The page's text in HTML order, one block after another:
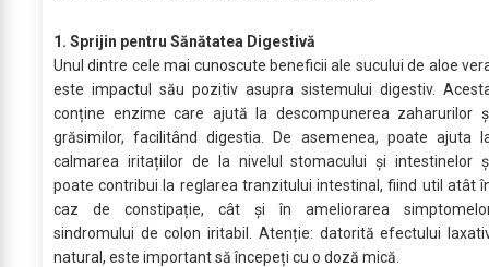
1. Sprijin pentru Sănătatea Digestivă
Unul dintre cele mai cunoscute beneficii ale sucului de aloe
este impactul său pozitiv asupra sistemului digestiv.
conține enzime care ajută la descompunerea zaharurilor
grăsimilor, facilitând digestia. De asemenea, poate ajuta
calmarea iritațiilor de la nivelul stomacului și intestinelor
poate contribui la reglarea tranzitului intestinal, fiind util atât
caz de constipație, cât și în ameliorarea
sindromului de colon iritabil. Atenție: datorită efectului
natural, este important să începeți cu o doză mică.